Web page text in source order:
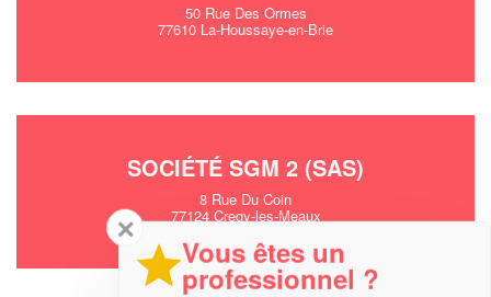
50 Rue Des Ormes
77610 La-Houssaye-en-Brie
SOCIÉTÉ SGM 2 (SAS)
8 Rue Du Coin
77124 Cregy-les-Meaux
✕
Vous êtes un
professionnel ?